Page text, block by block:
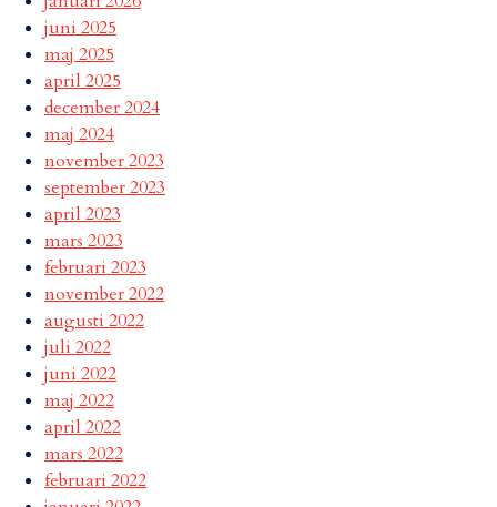
juni 2025
maj 2025
april 2025
december 2024
maj 2024
november 2023
september 2023
april 2023
mars 2023
februari 2023
november 2022
augusti 2022
juli 2022
juni 2022
maj 2022
april 2022
mars 2022
februari 2022